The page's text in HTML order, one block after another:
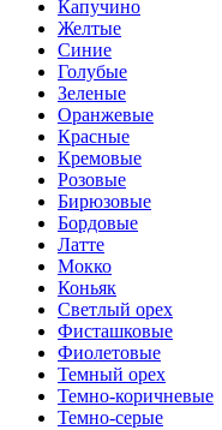
Капучино
Желтые
Синие
Голубые
Зеленые
Оранжевые
Красные
Кремовые
Розовые
Бирюзовые
Бордовые
Латте
Мокко
Коньяк
Светлый орех
Фисташковые
Фиолетовые
Темный орех
Темно-коричневые
Темно-серые